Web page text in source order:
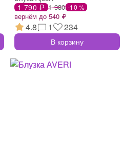
1 790 ₽ 1 980 -10 %
вернём до 540 ₽
4.8 1 234
В корзину